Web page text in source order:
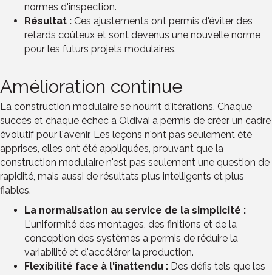
normes d'inspection.
Résultat : Ces ajustements ont permis d'éviter des
retards coûteux et sont devenus une nouvelle norme
pour les futurs projets modulaires.
Amélioration continue
La construction modulaire se nourrit d'itérations. Chaque
succès et chaque échec à Oldivai a permis de créer un cadre
évolutif pour l'avenir. Les leçons n'ont pas seulement été
apprises, elles ont été appliquées, prouvant que la
construction modulaire n'est pas seulement une question de
rapidité, mais aussi de résultats plus intelligents et plus
fiables.
La normalisation au service de la simplicité :
L'uniformité des montages, des finitions et de la
conception des systèmes a permis de réduire la
variabilité et d'accélérer la production.
Flexibilité face à l'inattendu : Des défis tels que les